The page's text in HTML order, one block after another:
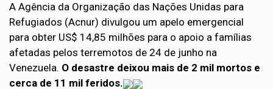
A Agência da Organização das Nações Unidas para
Refugiados (Acnur) divulgou um apelo emergencial
para obter US$ 14,85 milhões para o apoio a famílias
afetadas pelos terremotos de 24 de junho na
Venezuela. O desastre deixou mais de 2 mil mortos e
cerca de 11 mil feridos.